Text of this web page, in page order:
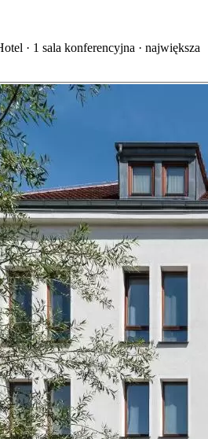
· 1 sala konferencyjna · największa